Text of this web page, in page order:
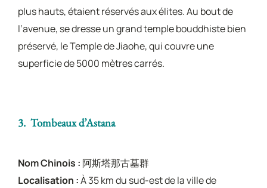
plus hauts, étaient réservés aux élites. Au bout de
l’avenue, se dresse un grand temple bouddhiste bien
préservé, le Temple de Jiaohe, qui couvre une
superficie de 5000 mètres carrés.
3. Tombeaux d’Astana
Nom Chinois : 阿斯塔那古墓群
Localisation :À 35 km du sud-est de la ville de